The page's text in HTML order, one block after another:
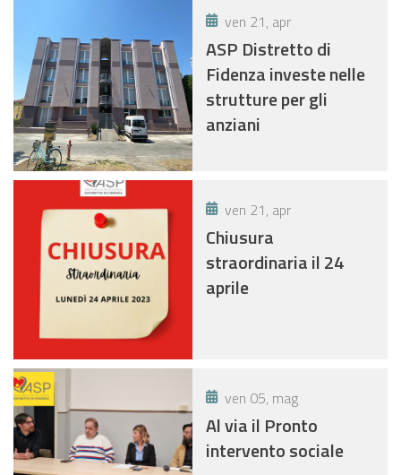
ven 21, apr
ASP Distretto di
Fidenza investe nelle
strutture per gli
anziani
ven 21, apr
Chiusura
straordinaria il 24
aprile
ven 05, mag
Al via il Pronto
intervento sociale